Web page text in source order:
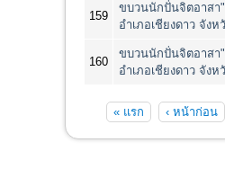
159
ขบวนนักปั่นจิตอาสา
อำเภอเชียงดาว จังห
160
ขบวนนักปั่นจิตอาสา
อำเภอเชียงดาว จังห
หน้า « แรก ‹ หน้าก่อน